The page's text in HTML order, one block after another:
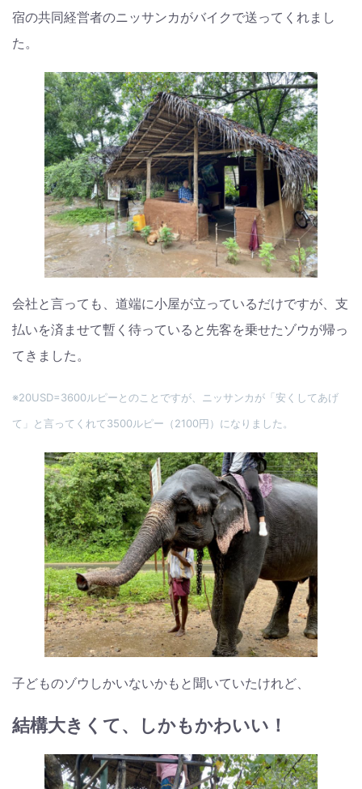
宿の共同経営者のニッサンカがバイクで送ってくれまし
た。
会社と言っても、道端に小屋が立っているだけですが、支
払いを済ませて暫く待っていると先客を乗せたゾウが帰っ
てきました。
※20USD=3600ルピーとのことですが、ニッサンカが「安くしてあげ
て」と言ってくれて3500ルピー（2100円）になりました。
子どものゾウしかいないかもと聞いていたけれど、
結構大きくて、しかもかわいい！